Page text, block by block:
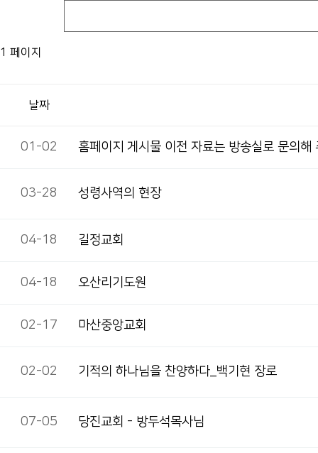
1 페이지
날짜
01-02 홈페이지 게시물 이전 자료는 방송실로 문의해
03-28 성령사역의 현장
04-18 길정교회
04-18 오산리기도원
02-17 마산중앙교회
02-02 기적의 하나님을 찬양하다_백기현 장로
07-05 당진교회 - 방두석목사님